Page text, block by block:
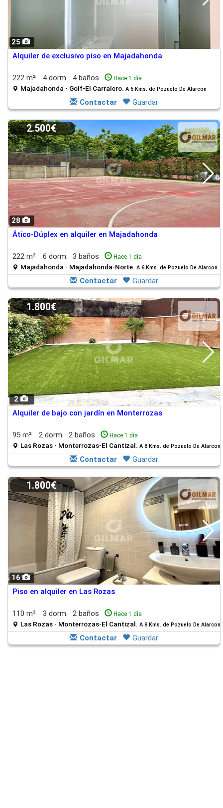
25
Alquiler de exclusivo piso en Majadahonda
222 m² 4 dorm. 4 baños Hace 1 día
Majadahonda - Golf-El Carralero. A 6 Kms. de Pozuelo De Alarcon
Contactar Guardar
28
2.500€
Ático-Dúplex en alquiler en Majadahonda
222 m² 6 dorm. 3 baños Hace 1 día
Majadahonda - Majadahonda-Norte. A 6 Kms. de Pozuelo De Alarcon
Contactar Guardar
2
1.800€
Alquiler de bajo con jardín en Monterrozas
95 m² 2 dorm. 2 baños Hace 1 día
Las Rozas - Monterrozas-El Cantizal. A 8 Kms. de Pozuelo De Alarcon
Contactar Guardar
16
1.800€
Piso en alquiler en Las Rozas
110 m² 3 dorm. 2 baños Hace 1 día
Las Rozas - Monterrozas-El Cantizal. A 8 Kms. de Pozuelo De Alarcon
Contactar Guardar